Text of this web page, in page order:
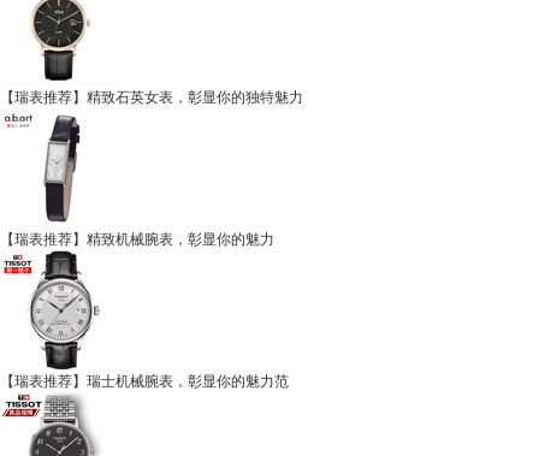
【瑞表推荐】精致石英女表，彰显你的独特魅力
【瑞表推荐】精致机械腕表，彰显你的魅力
【瑞表推荐】瑞士机械腕表，彰显你的魅力范